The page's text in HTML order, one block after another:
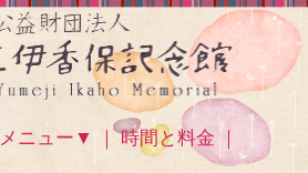
メニュー▼ ｜ 時間と料金 ｜